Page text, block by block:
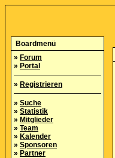
Boardmenü
» Forum
» Portal
» Registrieren
» Suche
» Statistik
» Mitglieder
» Team
» Kalender
» Sponsoren
» Partner